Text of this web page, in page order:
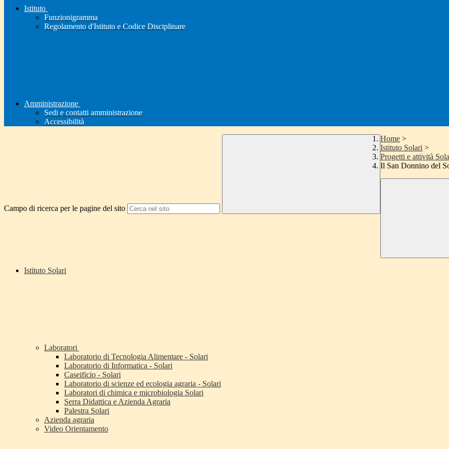
Istituto
Funzionigramma
Regolamento d'Istituto e Codice Disciplinare
Amministrazione
Sedi e contatti amministrazione
Accessibilità
Campo di ricerca per le pagine del sito
Home >
Istituto Solari >
Progetti e attività
Il San Donnino del
Istituto Solari
Laboratori
Laboratorio di Tecnologia Alimentare - Solari
Laboratorio di Informatica - Solari
Caseificio - Solari
Laboratorio di scienze ed ecologia agraria - Solari
Laboratori di chimica e microbiologia Solari
Serra Didattica e Azienda Agraria
Palestra Solari
Azienda agraria
Video Orientamento